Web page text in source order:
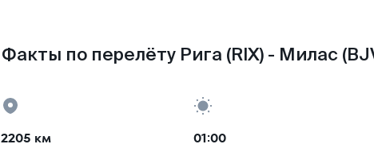
Факты по перелёту Рига (RIX) - Милас
2205 км 01:00